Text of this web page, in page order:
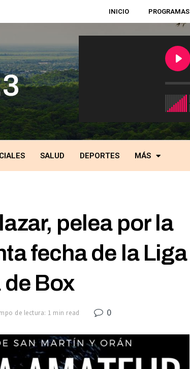
INICIO PROGRAMAS
SALUD DEPORTES MÁS
pelea por la
fecha de la Liga
Box
de lectura: 1 min read 0